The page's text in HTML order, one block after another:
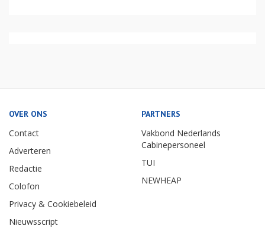
OVER ONS
Contact
Adverteren
Redactie
Colofon
Privacy & Cookiebeleid
Nieuwsscript
PARTNERS
Vakbond Nederlands
Cabinepersoneel
TUI
NEWHEAP